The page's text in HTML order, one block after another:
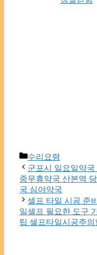
Categories
수리요령
군포시 일요일약국
중무휴약국 산본역
국 심야약국
셀프 타일 시공 준
일셀프 필요한 도구
팁 셀프타일시공주의